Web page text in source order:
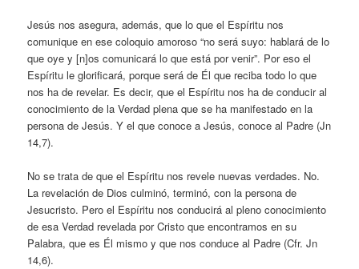
Jesús nos asegura, además, que lo que el Espíritu nos
comunique en ese coloquio amoroso “no será suyo: hablará de lo
que oye y [n]os comunicará lo que está por venir”. Por eso el
Espíritu le glorificará, porque será de Él que reciba todo lo que
nos ha de revelar. Es decir, que el Espíritu nos ha de conducir al
conocimiento de la Verdad plena que se ha manifestado en la
persona de Jesús. Y el que conoce a Jesús, conoce al Padre (Jn
14,7).
No se trata de que el Espíritu nos revele nuevas verdades. No.
La revelación de Dios culminó, terminó, con la persona de
Jesucristo. Pero el Espíritu nos conducirá al pleno conocimiento
de esa Verdad revelada por Cristo que encontramos en su
Palabra, que es Él mismo y que nos conduce al Padre (Cfr. Jn
14,6).